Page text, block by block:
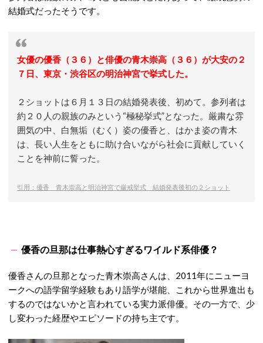
結婚式だったそうです。
女優の優香（３６）と俳優の青木崇高（３６）が大安の２
７日、東京・渋谷区の明治神宮で挙式した。
２ショットは６月１３日の結婚発表後、初めて。参列者は
約２０人の親族のみという“極秘挙式”となった。厳粛な雰
囲気の中、白無垢（むく）姿の優香と、はかま姿の青木
は、長い人生をともに助け合いながら社会に貢献していく
ことを神前に誓った。
引用：優香 青木崇高と明治神宮で厳戒挙式 結婚発表後初の２ショット
優香の旦那は仕事熱心すぎるワイルド系俳優？
優香さんの旦那となった青木崇高さんは、2011年にニューヨ
ークへの語学留学経験もあり語学が堪能、これから世界進出も
するのではないかと言われている実力派俳優。その一方で、少
し変わった経歴やエピソードの持ち主です。